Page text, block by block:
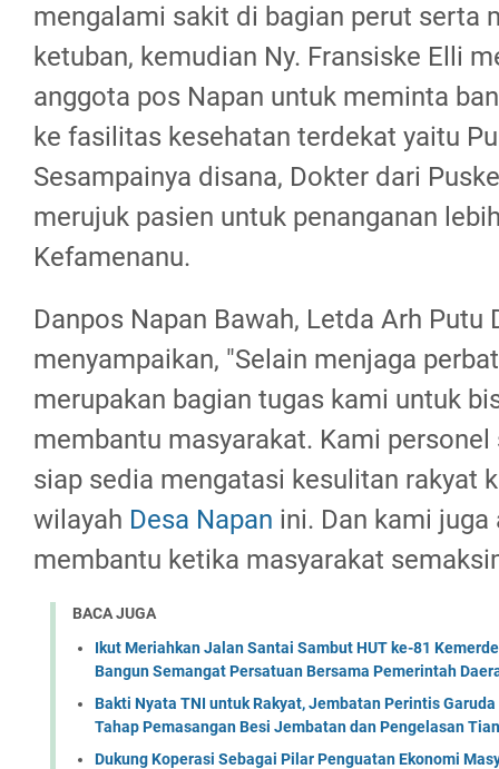
mengalami sakit di bagian perut serta
ketuban, kemudian Ny. Fransiske Elli
anggota pos Napan untuk meminta
ke fasilitas kesehatan terdekat yaitu
Sesampainya disana, Dokter dari
merujuk pasien untuk penanganan
Kefamenanu.
Danpos Napan Bawah, Letda Arh Putu
menyampaikan, "Selain menjaga
merupakan bagian tugas kami untuk
membantu masyarakat. Kami
siap sedia mengatasi kesulitan rakyat
wilayah Desa Napan ini. Dan kami
membantu ketika masyarakat
BACA JUGA
Ikut Meriahkan Jalan Santai Sambut HUT ke-81
Bangun Semangat Persatuan Bersama Pemerintah
Bakti Nyata TNI untuk Rakyat, Jembatan Perintis
Tahap Pemasangan Besi Jembatan dan Pengelasan
Dukung Koperasi Sebagai Pilar Penguatan Ekonomi